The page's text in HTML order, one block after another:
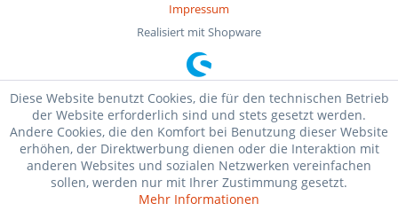
Impressum
Realisiert mit Shopware
Diese Website benutzt Cookies, die für den technischen Betrieb
der Website erforderlich sind und stets gesetzt werden.
Andere Cookies, die den Komfort bei Benutzung dieser Website
erhöhen, der Direktwerbung dienen oder die Interaktion mit
anderen Websites und sozialen Netzwerken vereinfachen
sollen, werden nur mit Ihrer Zustimmung gesetzt.
Mehr Informationen